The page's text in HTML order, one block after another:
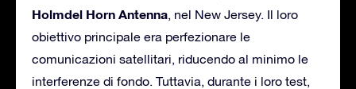
Holmdel Horn Antenna, nel New Jersey. Il loro
obiettivo principale era perfezionare le
comunicazioni satellitari, riducendo al minimo le
interferenze di fondo. Tuttavia, durante i loro test,